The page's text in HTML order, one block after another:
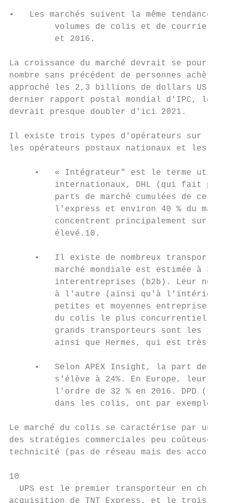
•   Les marchés suivent la même tendance
volumes de colis et de courrier
         et 2016.
La croissance du marché devrait se
nombre sans précédent de personnes
approché les 2,3 billions de dollars US en
dernier rapport postal mondial d'IPC, le
devrait presque doubler d'ici 2021.
Il existe trois types d'opérateurs sur les
les opérateurs postaux nationaux et les
•   « Intégrateur" est le terme
internationaux, DHL (qui fait
parts de marché cumulées de ces
l'express et environ 40 % du
concentrent principalement sur
         élevé.10.
•   Il existe de nombreux
marché mondiale est estimée à
interentreprises (b2b). Leur
à l'autre (ainsi qu'à
petites et moyennes entreprises.
du colis le plus concurrentiel,
grands transporteurs sont les
ainsi que Hermes, qui est très
•   Selon APEX Insight, la part de
s'élève à 24%. En Europe, leurs
l'ordre de 32 % en 2016. DPD (La
dans les colis, ont par exemple
Le marché du colis se caractérise par
des stratégies commerciales peu
technicité (pas de réseau mais des
10
UPS est le premier transporteur en
acquisition de TNT Express, et le